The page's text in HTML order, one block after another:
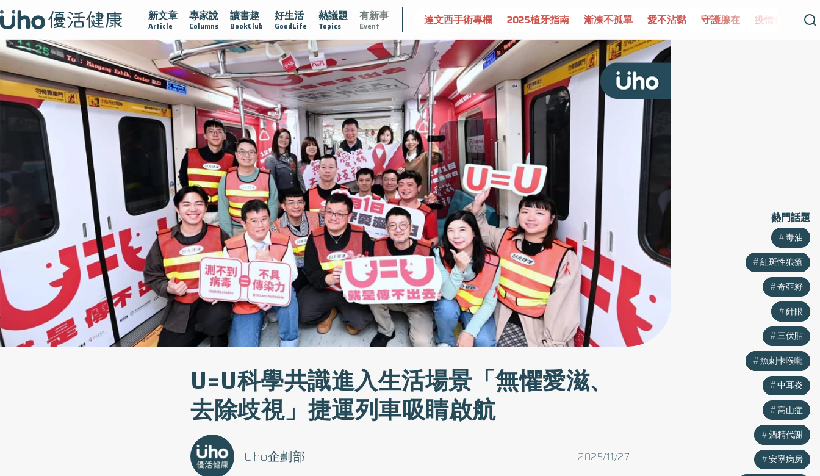
新文章
Article
專家說
Columns
讀書趣
BookClub
好生活
GoodLife
熱議題
Topics
有新事
Event
疫情保衛戰 再生醫學 愛的未來視 認識攝護腺肥大 守護骨骼健康 達文西手術專欄 2025植牙指南 漸凍不孤單 愛不沾黏 守護腺在 疫情保衛戰 再生醫學 愛
U=U科學共識進入生活場景「無懼愛滋、
去除歧視」捷運列車吸睛啟航
2025/11/27
Uho企劃部
熱門話題
毒油
紅斑性狼瘡
奇亞籽
針眼
三伏貼
魚刺卡喉嚨
中耳炎
高山症
酒精代謝
安寧病房
熱門話題
毒油
紅斑性狼瘡
奇亞籽
針眼
三伏貼
魚刺卡喉嚨
中耳炎
高山症
酒精代謝
安寧病房